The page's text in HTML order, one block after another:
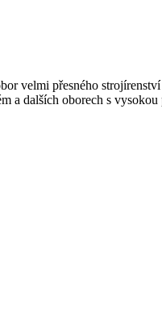
velmi přesného
a dalších oborech s